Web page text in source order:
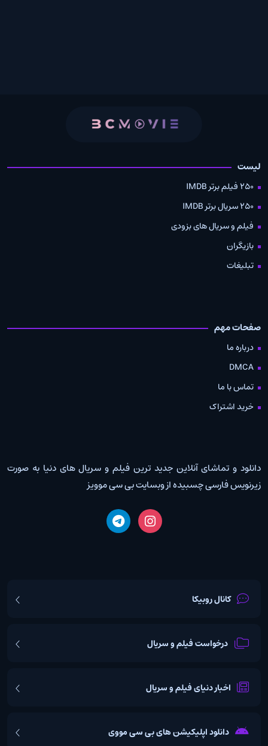
لیست
250 فیلم برتر IMDB
250 سریال برتر IMDB
فیلم و سریال های بزودی
بازیگران
تبلیغات
صفحات مهم
درباره ما
DMCA
تماس با ما
خرید اشتراک
دانلود و تماشای آنلاین جدید ترین فیلم و سریال های دنیا به صورت
زیرنویس فارسی چسبیده از وبسایت بی سی موویز
کانال روبیکا
درخواست فیلم و سریال
اخبار دنیای فیلم و سریال
دانلود اپلیکیشن های بی سی مووی